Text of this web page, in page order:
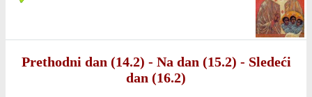
Prethodni dan (14.2) - Na dan (15.2) - Sledeći
dan (16.2)